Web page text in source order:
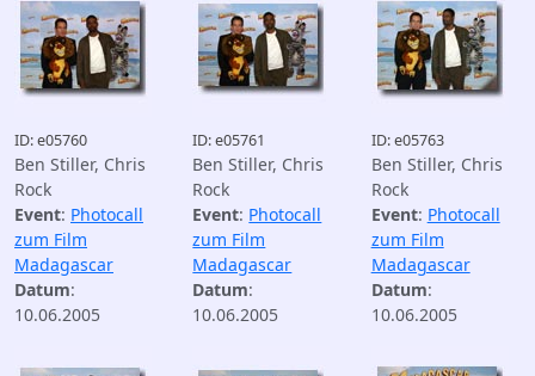
ID: e05760
Ben Stiller, Chris
Rock
Event: Photocall
zum Film
Madagascar
Datum:
10.06.2005
ID: e05761
Ben Stiller, Chris
Rock
Event: Photocall
zum Film
Madagascar
Datum:
10.06.2005
ID: e05763
Ben Stiller, Chris
Rock
Event: Photocall
zum Film
Madagascar
Datum:
10.06.2005